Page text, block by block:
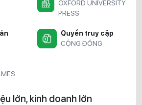
OXFORD UNIVERSITY
PRESS
Quyền truy cập
CỘNG ĐỒNG
lớn, kinh doanh lớn